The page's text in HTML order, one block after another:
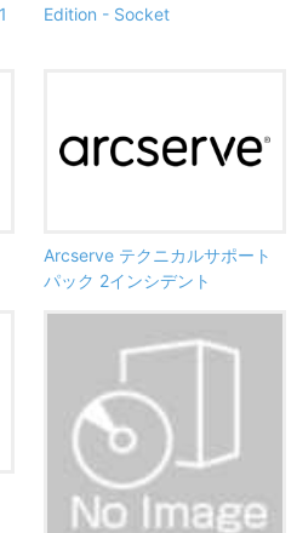
Edition - Socket
Arcserve テクニカルサポート
パック 2インシデント